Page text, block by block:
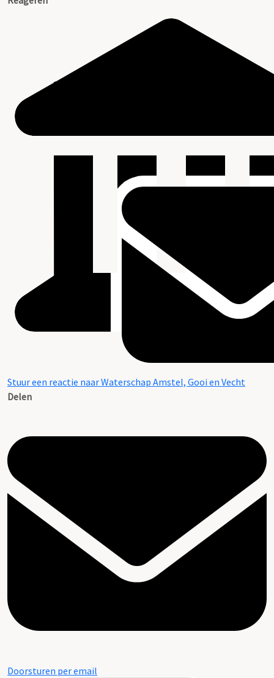
Stuur een reactie naar Waterschap Amstel, Gooi en Vecht
Delen
Doorsturen per email